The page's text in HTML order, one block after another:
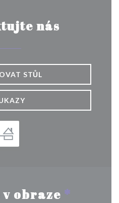
nás
STŮL
obraze *